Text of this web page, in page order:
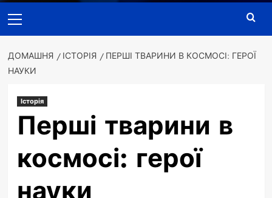
меню
ДОМАШНЯ ІСТОРІЯ
ПЕРШІ ТВАРИНИ В КОСМОСІ: ГЕРОЇ
НАУКИ
Історія
Перші тварини в
космосі: герої